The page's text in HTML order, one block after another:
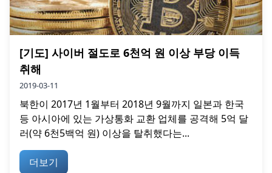
[기도] 사이버 절도로 6천억 원 이상 부당 이득
취해
2019-03-11
북한이 2017년 1월부터 2018년 9월까지 일본과 한국
등 아시아에 있는 가상통화 교환 업체를 공격해 5억 달
러(약 6천5백억 원) 이상을 탈취했다는...
더보기